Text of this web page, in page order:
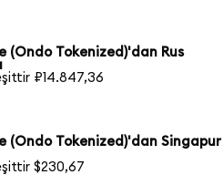
(Ondo Tokenized)'dan Rus
₽14.847,36
(Ondo Tokenized)'dan Singapur
$230,67